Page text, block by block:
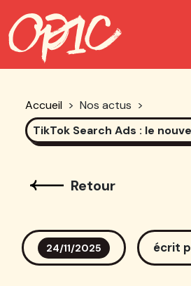
Accueil > Nos actus >
Retour
24/11/2025 écrit